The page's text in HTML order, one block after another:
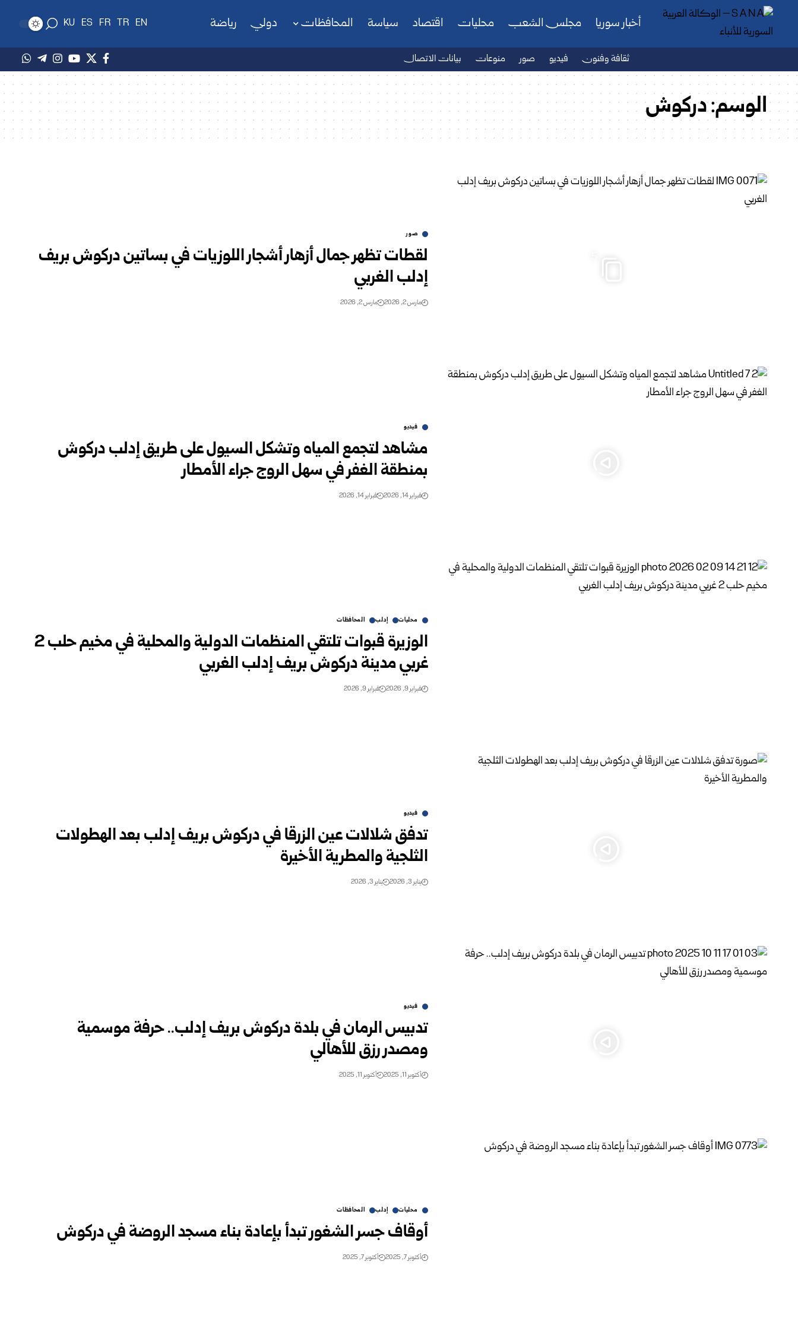
أخبار سوريا مجلس الشعب محليات اقتصاد سياسة المحافظات دولي رياضة EN
TR
FR
ES
KU
ثقافة وفنون فيديو صور منوعات بيانات الاتصال
الوسم:دركوش
صور
لقطات تظهر جمال أزهار أشجار اللوزيات في بساتين دركوش بريف
إدلب الغربي
مارس 2, 2026 مارس 2, 2026
فيديو
مشاهد لتجمع المياه وتشكل السيول على طريق إدلب دركوش
بمنطقة الغفر في سهل الروج جراء الأمطار
فبراير 14, 2026 فبراير 14, 2026
محليات إدلب المحافظات
الوزيرة قبوات تلتقي المنظمات الدولية والمحلية في مخيم حلب 2
غربي مدينة دركوش بريف إدلب الغربي
فبراير 9, 2026 فبراير 9, 2026
فيديو
تدفق شلالات عين الزرقا في دركوش بريف إدلب بعد الهطولات
الثلجية والمطرية الأخيرة
يناير 3, 2026 يناير 3, 2026
فيديو
تدبيس الرمان في بلدة دركوش بريف إدلب.. حرفة موسمية
ومصدر رزق للأهالي
أكتوبر 11, 2025 أكتوبر 11, 2025
محليات إدلب المحافظات
أوقاف جسر الشغور تبدأ بإعادة بناء مسجد الروضة في دركوش
أكتوبر 7, 2025 أكتوبر 7, 2025